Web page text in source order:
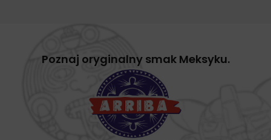
Poznaj oryginalny smak Meksyku.